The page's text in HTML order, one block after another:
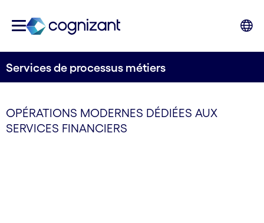
Services de processus métiers
OPÉRATIONS MODERNES DÉDIÉES AUX
SERVICES FINANCIERS